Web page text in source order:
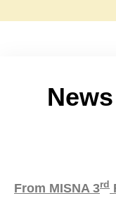
From MISNA 3rd